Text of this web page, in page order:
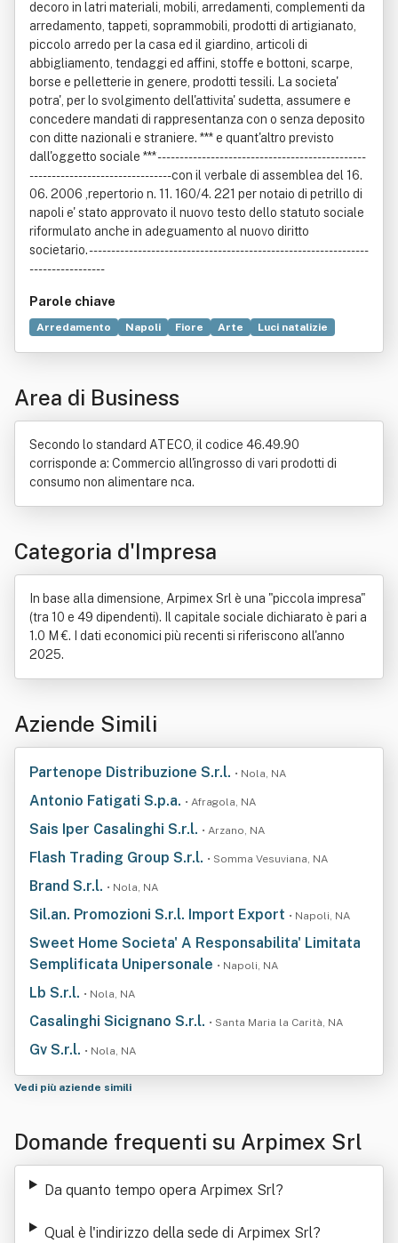
decoro in latri materiali, mobili, arredamenti, complementi da
arredamento, tappeti, soprammobili, prodotti di artigianato,
piccolo arredo per la casa ed il giardino, articoli di
abbigliamento, tendaggi ed affini, stoffe e bottoni, scarpe,
borse e pelletterie in genere, prodotti tessili. La societa'
potra', per lo svolgimento dell'attivita' sudetta, assumere e
concedere mandati di rappresentanza con o senza deposito
con ditte nazionali e straniere. *** e quant'altro previsto
dall'oggetto sociale *** -----------------------------------------------
-------------------------------- con il verbale di assemblea del 16.
06. 2006 ,repertorio n. 11. 160/4. 221 per notaio di petrillo di
napoli e' stato approvato il nuovo testo dello statuto sociale
riformulato anche in adeguamento al nuovo diritto
societario. ---------------------------------------------------------------
-----------------
Parole chiave
Arredamento Napoli Fiore Arte
Luci natalizie
Area di Business
Secondo lo standard ATECO, il codice 46.49.90
corrisponde a: Commercio all'ingrosso di vari prodotti di
consumo non alimentare nca.
Categoria d'Impresa
In base alla dimensione, Arpimex Srl è una "piccola impresa"
(tra 10 e 49 dipendenti). Il capitale sociale dichiarato è pari a
1.0 M €. I dati economici più recenti si riferiscono all'anno
2025.
Aziende Simili
Partenope Distribuzione S.r.l. • Nola, NA
Antonio Fatigati S.p.a. • Afragola, NA
Sais Iper Casalinghi S.r.l. • Arzano, NA
Flash Trading Group S.r.l. • Somma Vesuviana, NA
Brand S.r.l. • Nola, NA
Sil.an. Promozioni S.r.l. Import Export • Napoli, NA
Sweet Home Societa' A Responsabilita' Limitata
Semplificata Unipersonale • Napoli, NA
Lb S.r.l. • Nola, NA
Casalinghi Sicignano S.r.l. • Santa Maria la Carità, NA
Gv S.r.l. • Nola, NA
Vedi più aziende simili
Domande frequenti su Arpimex Srl
Da quanto tempo opera Arpimex Srl?
Qual è l'indirizzo della sede di Arpimex Srl?